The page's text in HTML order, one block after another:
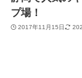
プ場！
2017年11月15日